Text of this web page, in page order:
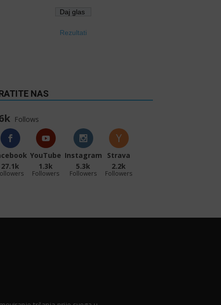
Rezultati
NAS
Follows
27.1k
YouTube
1.3k
Followers
Instagram
5.3k
Followers
Strava
2.2k
Followers